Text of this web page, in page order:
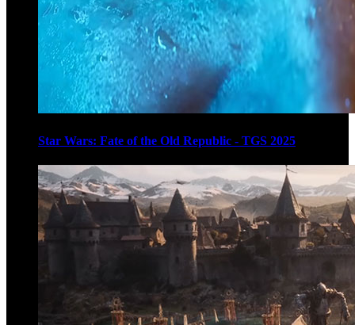
Star Wars: Fate of the Old Republic - TGS 2025